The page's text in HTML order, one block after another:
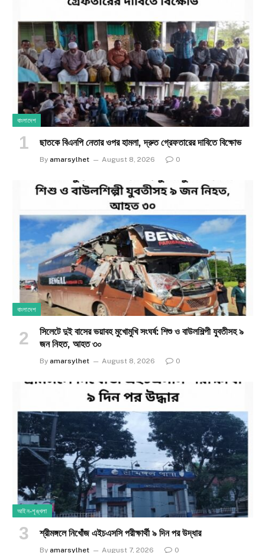
বাংলাদেশ
ছাতকে বিএনপি নেতার ওপর হামলা, দ্রুত গ্রেফতারের দাবিতে বিক্ষোভ
By amarsylhet August 8, 2026 0
বাংলাদেশ
সিলেটে দুই বাসের ভয়াবহ মুখোমুখি সংঘর্ষ: শিশু ও বাউলশিল্পী যুবতীসহ ৯
জন নিহত, আহত ৩০
By amarsylhet August 8, 2026 0
আইন-শৃঙ্খলা
শ্রীমঙ্গলে নিখোঁজ এইচএসসি পরীক্ষার্থী ৯ দিন পর উদ্ধার
By amarsylhet August 7, 2026 0